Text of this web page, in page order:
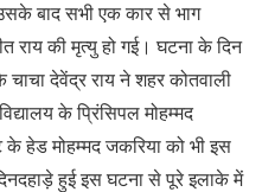
बाद सभी एक कार से भाग
की मृत्यु हो गई। घटना के दिन
देवेंद्र राय ने शहर कोतवाली
के प्रिंसिपल मोहम्मद
के हेड मोहम्मद जकरिया को भी इस
हुई इस घटना से पूरे इलाके में